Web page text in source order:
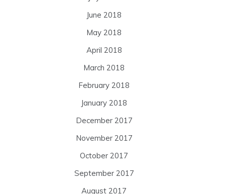
June 2018
May 2018
April 2018
March 2018
February 2018
January 2018
December 2017
November 2017
October 2017
September 2017
August 2017